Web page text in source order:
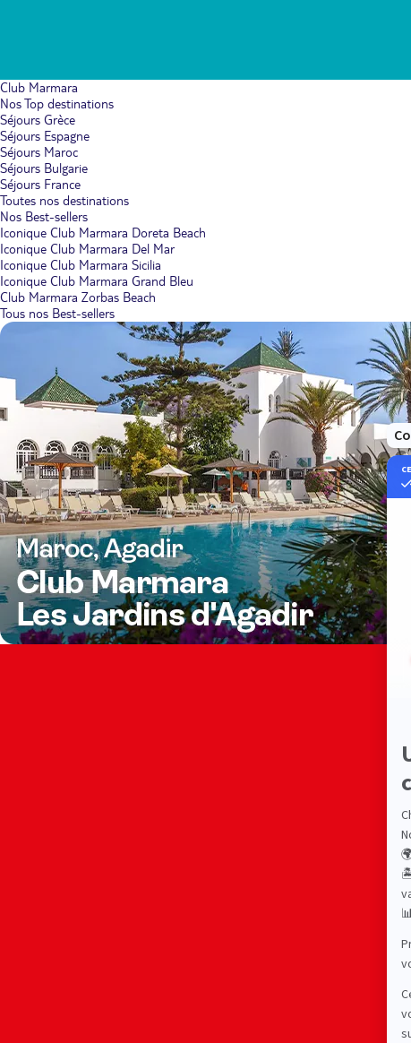
Club Marmara
Nos Top destinations
Séjours Grèce
Séjours Espagne
Séjours Maroc
Séjours Bulgarie
Séjours France
Toutes nos destinations
Nos Best-sellers
Iconique Club Marmara Doreta Beach
Iconique Club Marmara Del Mar
Iconique Club Marmara Sicilia
Iconique Club Marmara Grand Bleu
Club Marmara Zorbas Beach
Tous nos Best-sellers